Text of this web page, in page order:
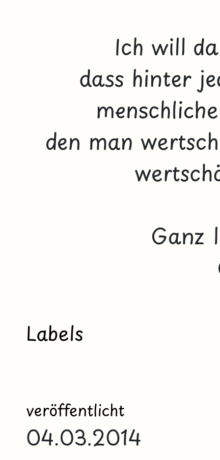
Ich will
dass hinter
den man
Ganz
Labels
veröffentlicht
04.03.2014